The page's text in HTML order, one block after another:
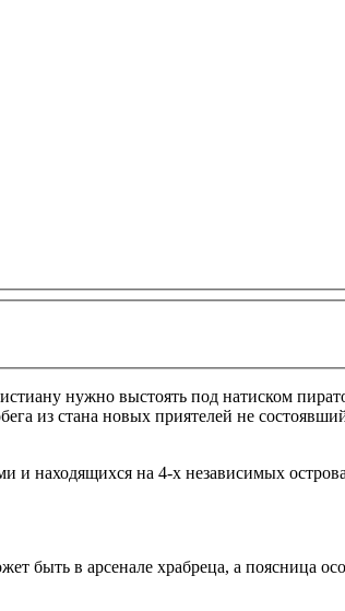
нужно выстоять под натиском
из стана новых приятелей не
и находящихся на 4-х независимых
быть в арсенале храбреца, а поясница